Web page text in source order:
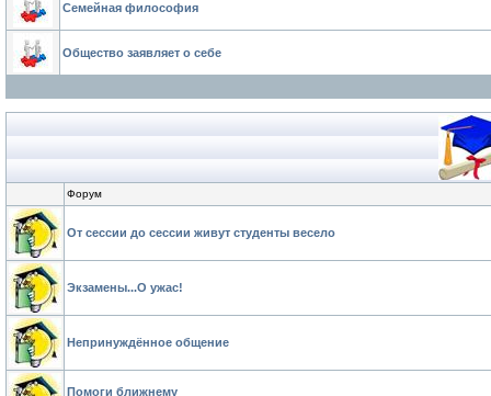
Семейная философия
Общество заявляет о себе
Форум
От сессии до сессии живут студенты весело
Экзамены...О ужас!
Непринуждённое общение
Помоги ближнему